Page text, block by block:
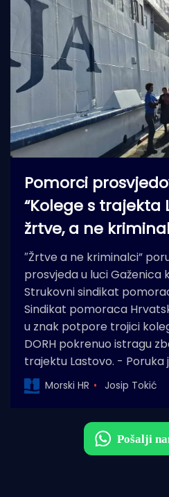
Pomorci
“Kolege s trajekta
žrtve, a ne
″Žrtve a ne kriminalci”
prosvjeda u luci Gaženica
Strukovni sindikat
Sindikat pomoraca
u znak potpore trojici
DORH pokrenuo istragu
trajektu Lastovo. - Poruka
Morski HR Josip Tokić